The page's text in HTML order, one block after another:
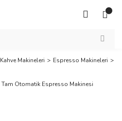
Kahve Makineleri Espresso Makineleri